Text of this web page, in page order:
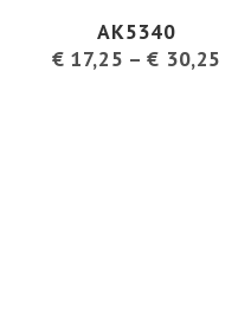
AK5340
€ 17,25 –€ 30,25